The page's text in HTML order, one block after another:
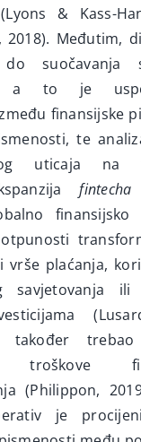
& Kass-
2018). Međutim,
suočavanja
a to je
finansijske
te
uticaja na
fintecha
finansijsko
vrše plaćanja,
savjetovanja ili
trebao
troškove
(Philippon,
je